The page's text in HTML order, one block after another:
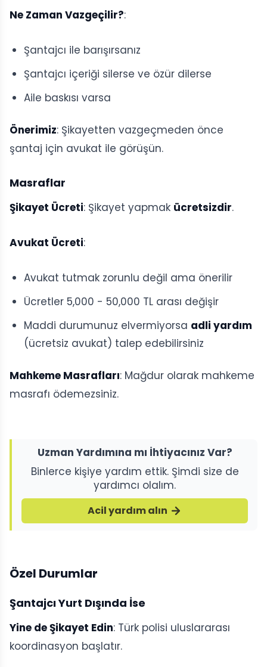
Ne Zaman Vazgeçilir?:
Şantajcı ile barışırsanız
Şantajcı içeriği silerse ve özür dilerse
Aile baskısı varsa
Önerimiz: Şikayetten vazgeçmeden önce
şantaj için avukat ile görüşün.
Masraflar
Şikayet Ücreti: Şikayet yapmak ücretsizdir.
Avukat Ücreti:
Avukat tutmak zorunlu değil ama önerilir
Ücretler 5,000 - 50,000 TL arası değişir
Maddi durumunuz elvermiyorsa adli yardım
(ücretsiz avukat) talep edebilirsiniz
Mahkeme Masrafları: Mağdur olarak mahkeme
masrafı ödemezsiniz.
Uzman Yardımına mı İhtiyacınız Var?
Binlerce kişiye yardım ettik. Şimdi size de
yardımcı olalım.
Acil yardım alın
Özel Durumlar
Şantajcı Yurt Dışında İse
Yine de Şikayet Edin: Türk polisi uluslararası
koordinasyon başlatır.